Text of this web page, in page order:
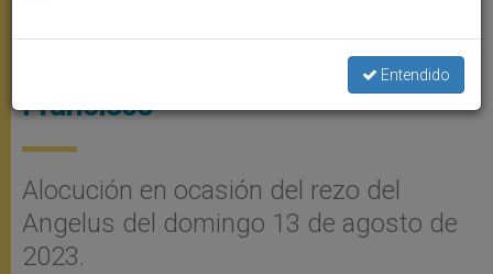
aguas? La explicación del Papa
Francisco
Alocución en ocasión del rezo del
Angelus del domingo 13 de agosto de
2023.
Entendido